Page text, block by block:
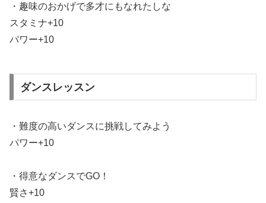
・趣味のおかげで多才にもなれたしな
スタミナ+10
パワー+10
ダンスレッスン
・難度の高いダンスに挑戦してみよう
パワー+10
・得意なダンスでGO！
賢さ+10